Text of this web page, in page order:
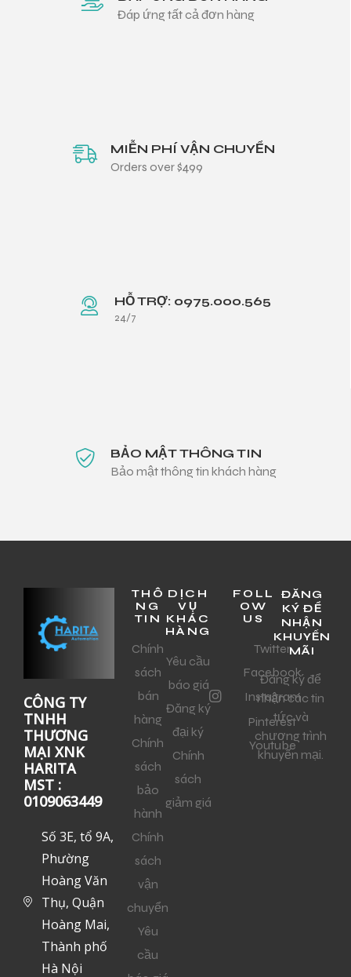
Đáp ứng tất cả đơn hàng
MIỄN PHÍ VẬN CHUYỂN
Orders over $499
HỖ TRỢ: 0975.000.565
24/7
BẢO MẬT THÔNG TIN
Bảo mật thông tin khách hàng
CÔNG TY
TNHH
THƯƠNG
MẠI XNK
HARITA
MST :
0109063449
Số 3E, tổ 9A,
Phường
Hoàng Văn
Thụ, Quận
Hoàng Mai,
Thành phố
Hà Nội
THÔ
NG
TIN
Chính
sách
bán
hàng
Chính
sách
bảo
hành
Chính
sách
vận
chuyển
Yêu
cầu
DỊCH
VỤ
KHÁC
HÀNG
Yêu cầu
báo giá
Đăng ký
đại ký
Chính
sách
giảm giá
FOLL
OW
US
Twitter
Facebook
Instagram
Pinterest
Youtube
ĐĂNG
KÝ ĐỂ
NHẬN
KHUYẾN
MÃI
Đăng ký để
nhận các tin
tức và
chương trình
khuyến mại.